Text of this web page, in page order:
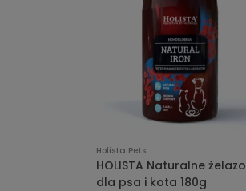
Holista Pets
HOLISTA Naturalne żelazo
dla psa i kota 180g